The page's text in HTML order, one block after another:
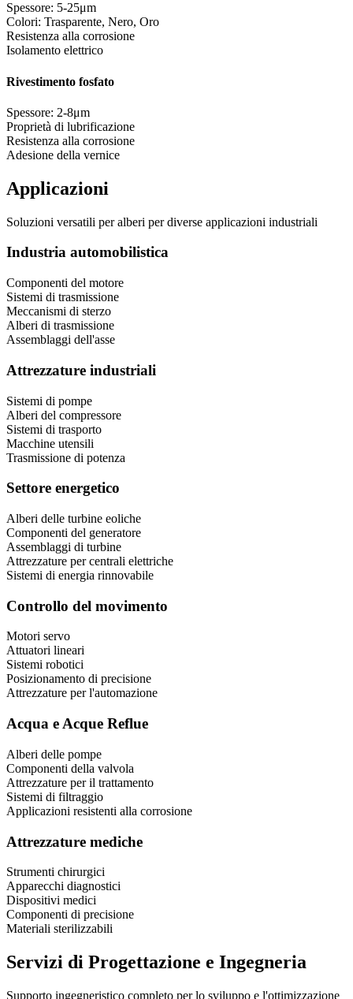
Spessore: 5-25μm
Colori: Trasparente, Nero, Oro
Resistenza alla corrosione
Isolamento elettrico
Rivestimento fosfato
Spessore: 2-8μm
Proprietà di lubrificazione
Resistenza alla corrosione
Adesione della vernice
Applicazioni
Soluzioni versatili per alberi per diverse applicazioni industriali
Industria automobilistica
Componenti del motore
Sistemi di trasmissione
Meccanismi di sterzo
Alberi di trasmissione
Assemblaggi dell'asse
Attrezzature industriali
Sistemi di pompe
Alberi del compressore
Sistemi di trasporto
Macchine utensili
Trasmissione di potenza
Settore energetico
Alberi delle turbine eoliche
Componenti del generatore
Assemblaggi di turbine
Attrezzature per centrali elettriche
Sistemi di energia rinnovabile
Controllo del movimento
Motori servo
Attuatori lineari
Sistemi robotici
Posizionamento di precisione
Attrezzature per l'automazione
Acqua e Acque Reflue
Alberi delle pompe
Componenti della valvola
Attrezzature per il trattamento
Sistemi di filtraggio
Applicazioni resistenti alla corrosione
Attrezzature mediche
Strumenti chirurgici
Apparecchi diagnostici
Dispositivi medici
Componenti di precisione
Materiali sterilizzabili
Servizi di Progettazione e Ingegneria
Supporto ingegneristico completo per lo sviluppo e l'ottimizzazione